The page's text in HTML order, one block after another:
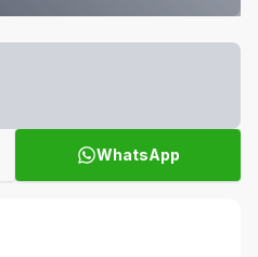
WhatsApp